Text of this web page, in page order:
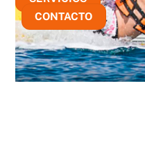
CONTACTO